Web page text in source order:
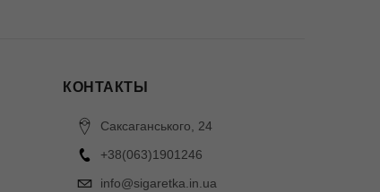
КОНТАКТЫ
Саксаганського, 24
+38(063)1901246
info@sigaretka.in.ua